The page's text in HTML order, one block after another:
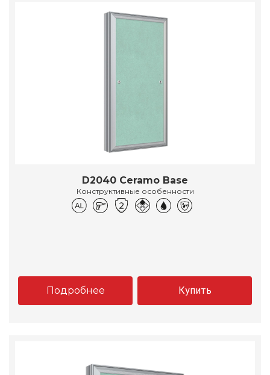
D2040 Ceramo Base
Конструктивные особенности
Подробнее Купить